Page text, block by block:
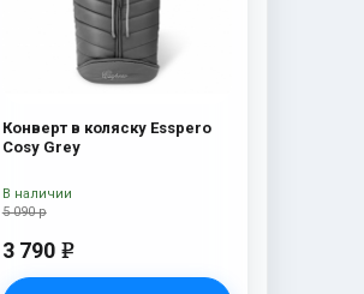
Конверт в коляску Esspero
Cosy Grey
5 090 р
3 790 e
В наличии